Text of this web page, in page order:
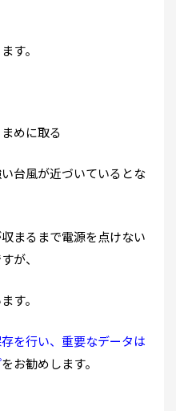
す。
めに取る
台風が近づいているとな
まるまで電源を点けない
が、
す。
を行い、重要なデータは
をお勧めします。